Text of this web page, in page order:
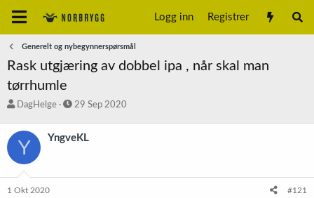
Logg inn Registrer
Generelt og nybegynnerspørsmål
Rask utgjæring av dobbel ipa , når skal man
tørrhumle
T
å
d
a
r
DagHelge
S
r
a
29 Sep 2020
Y YngveKL
1 Okt 2020 #121